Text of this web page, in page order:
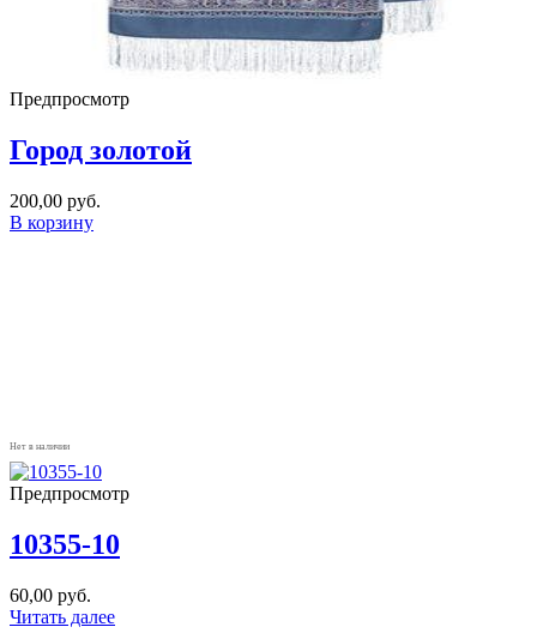
Предпросмотр
Город золотой
200,00 руб.
В корзину
Нет в наличии
Предпросмотр
10355-10
60,00 руб.
Читать далее